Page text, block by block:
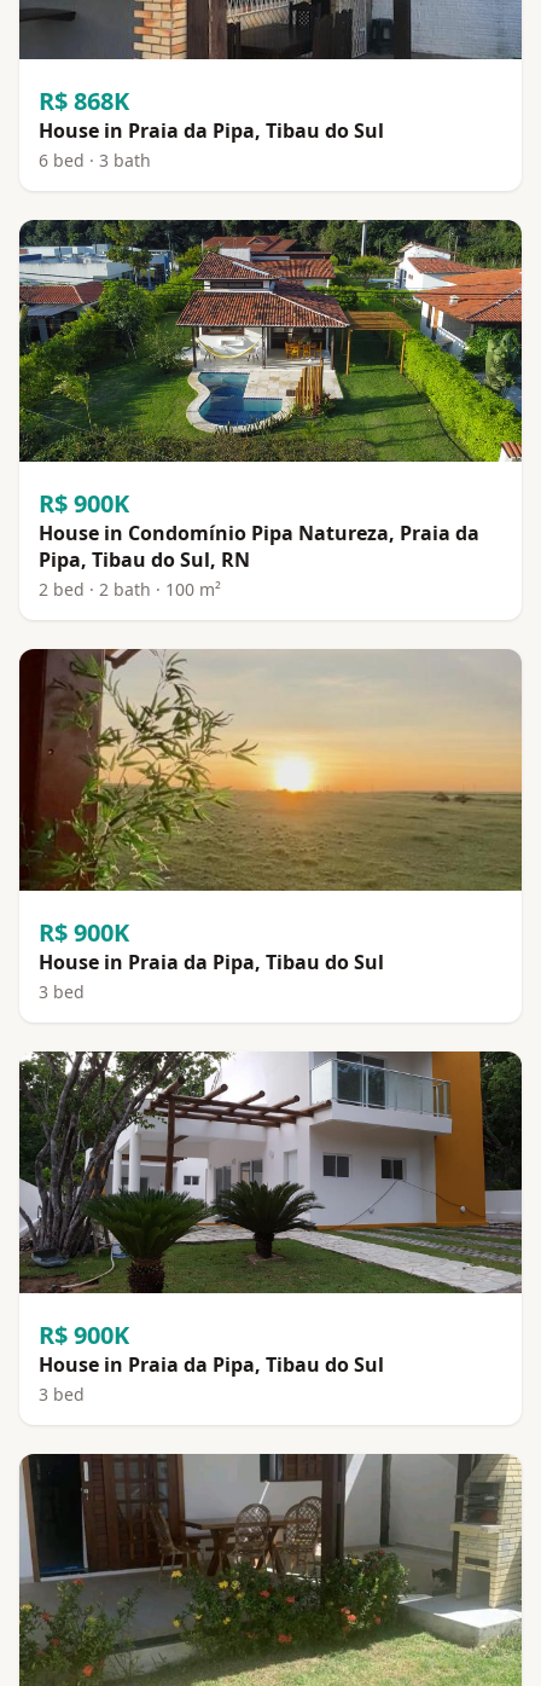
R$ 868K
House in Praia da Pipa, Tibau do Sul
6 bed · 3 bath
R$ 900K
House in Condomínio Pipa Natureza, Praia da
Pipa, Tibau do Sul, RN
2 bed · 2 bath · 100 m²
R$ 900K
House in Praia da Pipa, Tibau do Sul
3 bed
R$ 900K
House in Praia da Pipa, Tibau do Sul
3 bed